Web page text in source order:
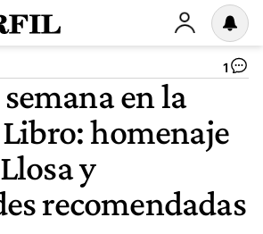
1
en la
homenaje
y
recomendadas